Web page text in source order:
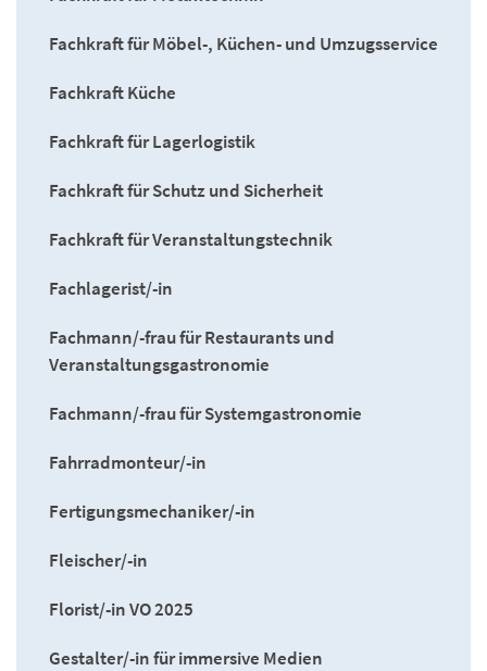
Fachkraft für Möbel-, Küchen- und Umzugsservice
Fachkraft Küche
Fachkraft für Lagerlogistik
Fachkraft für Schutz und Sicherheit
Fachkraft für Veranstaltungstechnik
Fachlagerist/-in
Fachmann/-frau für Restaurants und
Veranstaltungsgastronomie
Fachmann/-frau für Systemgastronomie
Fahrradmonteur/-in
Fertigungsmechaniker/-in
Fleischer/-in
Florist/-in VO 2025
Gestalter/-in für immersive Medien